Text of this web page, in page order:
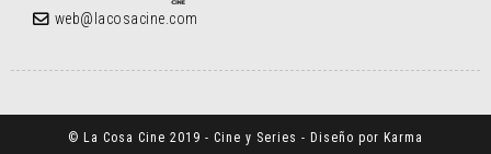
web@lacosacine.com
© La Cosa Cine 2019 - Cine y Series - Diseño por Karma